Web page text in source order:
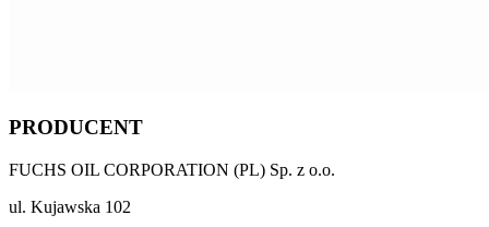
PRODUCENT
FUCHS OIL CORPORATION (PL) Sp. z o.o.
ul. Kujawska 102